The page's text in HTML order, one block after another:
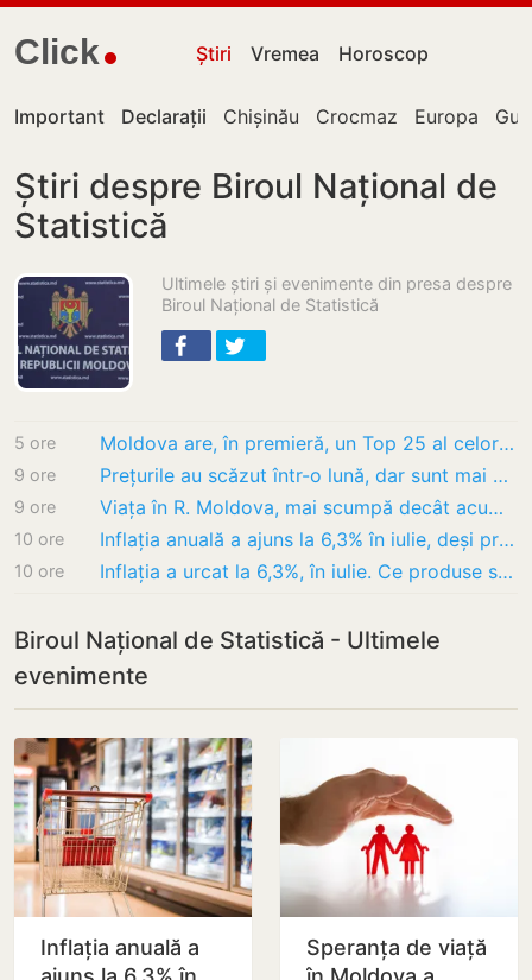
Click Știri Vremea Horoscop
Important Declarații Chișinău Crocmaz Europa
Știri despre Biroul Național de
Statistică
Ultimele știri și evenimente din presa despre
Biroul Național de Statistică
5 ore Moldova are, în premieră, un Top 25 al celor mai performanți exportatori
9 ore Prețurile au scăzut într-o lună, dar sunt mai mari decât acum un an. Ce s-a scumpit cel…
9 ore Viața în R. Moldova, mai scumpă decât acum un an. Ce prețuri au crescut cel mai mult
10 ore Inflația anuală a ajuns la 6,3% în iulie, deși prețurile au scăzut ușor în Republica…
10 ore Inflația a urcat la 6,3%, în iulie. Ce produse s-au scumpit cel mai mult
Biroul Național de Statistică - Ultimele
evenimente
Inflația anuală a
Speranța de viață